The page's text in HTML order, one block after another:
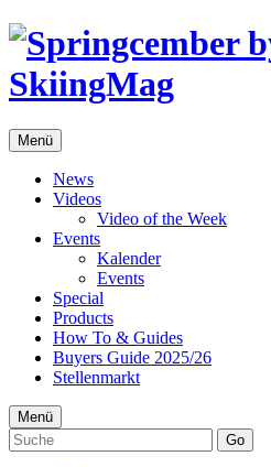
Menü
News
Videos
Video of the Week
Events
Kalender
Events
Special
Products
How To & Guides
Buyers Guide 2025/26
Stellenmarkt
Menü
Go